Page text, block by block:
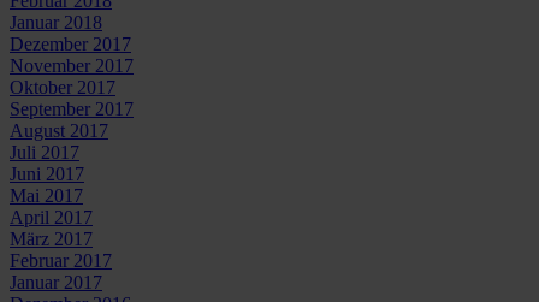
Januar 2018
Dezember 2017
November 2017
Oktober 2017
September 2017
August 2017
Juli 2017
Juni 2017
Mai 2017
April 2017
März 2017
Februar 2017
Januar 2017